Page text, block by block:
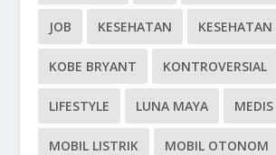
JOB KESEHATAN
KOBE BRYANT KONTROVERSIAL
LIFESTYLE LUNA MAYA MEDIS
MOBIL LISTRIK MOBIL OTONOM